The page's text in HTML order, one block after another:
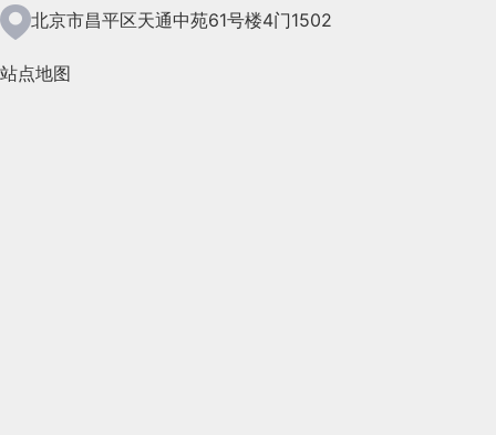
2021年5月(124)
北京市昌平区天通中苑61号楼4门1502
站点地图